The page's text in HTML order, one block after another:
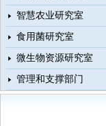
智慧农业研究室
食用菌研究室
微生物资源研究室
管理和支撑部门